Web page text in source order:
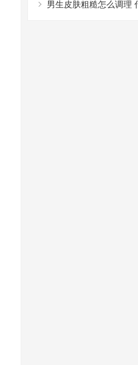
得尝试
男生皮肤粗糙怎么调理